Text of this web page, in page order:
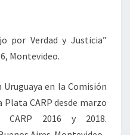
por Verdad y Justicia”
Montevideo.
en la Comisión
CARP desde marzo
CARP 2016 y 2018.